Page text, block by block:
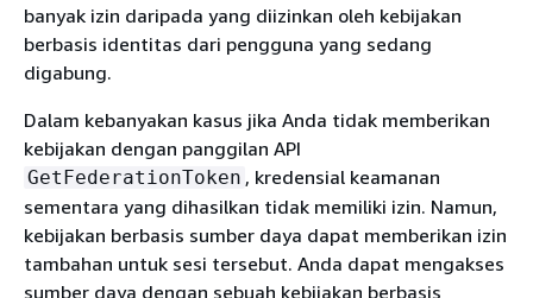
banyak izin daripada yang diizinkan oleh kebijakan
berbasis identitas dari pengguna yang sedang
digabung.
Dalam kebanyakan kasus jika Anda tidak memberikan
kebijakan dengan panggilan API
GetFederationToken , kredensial keamanan
sementara yang dihasilkan tidak memiliki izin. Namun,
kebijakan berbasis sumber daya dapat memberikan izin
tambahan untuk sesi tersebut. Anda dapat mengakses
sumber daya dengan sebuah kebijakan berbasis